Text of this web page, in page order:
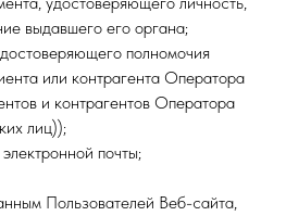
выдавшего его органа;
полномочия
или контрагента Оператора
и контрагентов Оператора
лиц));
почты;
Пользователей Веб-сайта,